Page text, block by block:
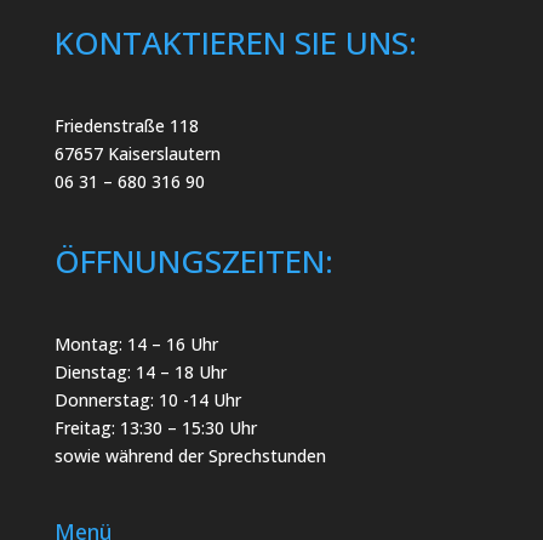
KONTAKTIEREN SIE UNS:
Friedenstraße 118
67657 Kaiserslautern
06 31 – 680 316 90
ÖFFNUNGSZEITEN:
Montag: 14 – 16 Uhr
Dienstag: 14 – 18 Uhr
Donnerstag: 10 -14 Uhr
Freitag: 13:30 – 15:30 Uhr
sowie während der Sprechstunden
Menü